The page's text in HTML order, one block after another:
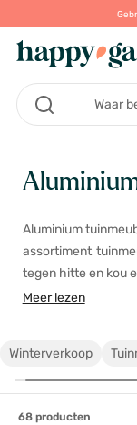
Aluminium
assortiment
tegen hitte en kou
Meer lezen
Winterverkoop
68 producten